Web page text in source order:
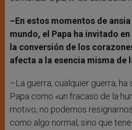
–En estos momentos de
mundo, el Papa ha invitado
la conversión de los
afecta a la esencia misma de
–La guerra, cualquier guerra, ha
Papa como «un fracaso de la
motivo, no podemos
como algo normal, sino que